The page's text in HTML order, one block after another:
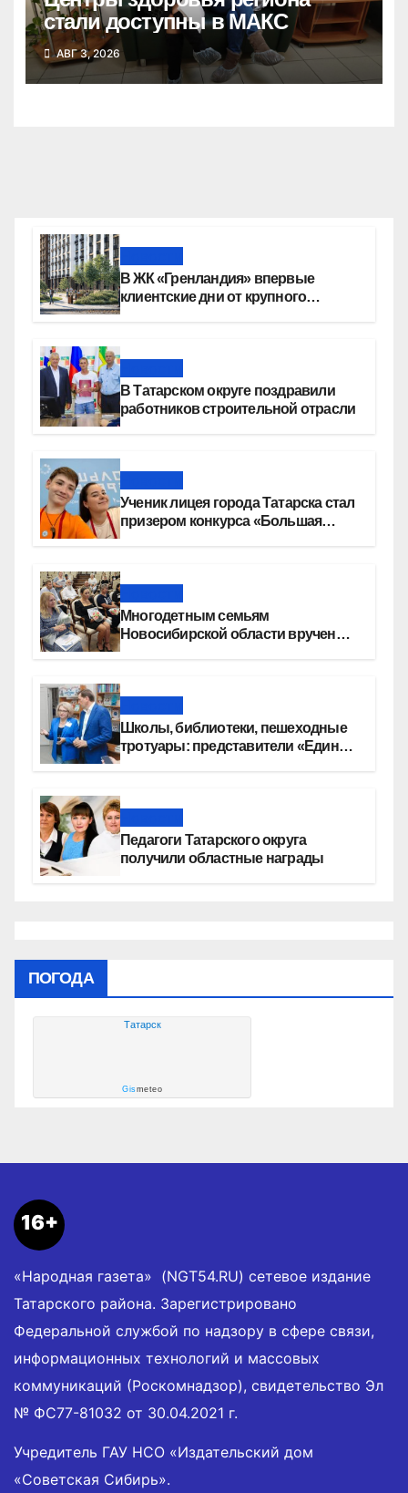
стали доступны в МАКС
АВГ 3, 2026
В ЖК «Гренландия» впервые
клиентские дни от крупного
В Татарском округе поздравили
работников строительной отрасли
Ученик лицея города Татарска стал
призером конкурса «Большая
Многодетным семьям
Новосибирской области вручены
Школы, библиотеки, пешеходные
тротуары: представители «Единой
Педагоги Татарского округа
получили областные награды
ПОГОДА
Татарск
Gismeteo
16+
«Народная газета» (NGT54.RU) сетевое издание
Татарского района. Зарегистрировано
Федеральной службой по надзору в сфере связи,
информационных технологий и массовых
коммуникаций (Роскомнадзор), свидетельство Эл
№ ФС77-81032 от 30.04.2021 г.
Учредитель ГАУ НСО «Издательский дом
«Советская Сибирь».